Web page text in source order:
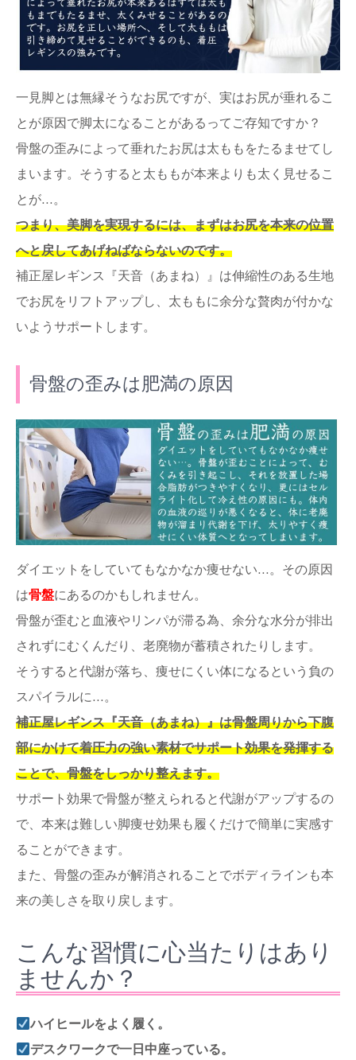
一見脚とは無縁そうなお尻ですが、実はお尻が垂れるこ
とが原因で脚太になることがあるってご存知ですか？
骨盤の歪みによって垂れたお尻は太ももをたるませてし
まいます。そうすると太ももが本来よりも太く見せるこ
とが…。
つまり、美脚を実現するには、まずはお尻を本来の位置
へと戻してあげねばならないのです。
補正屋レギンス『天音（あまね）』は伸縮性のある生地
でお尻をリフトアップし、太ももに余分な贅肉が付かな
いようサポートします。
骨盤の歪みは肥満の原因
ダイエットをしていてもなかなか痩せない…。その原因
は骨盤にあるのかもしれません。
骨盤が歪むと血液やリンパが滞る為、余分な水分が排出
されずにむくんだり、老廃物が蓄積されたりします。
そうすると代謝が落ち、痩せにくい体になるという負の
スパイラルに…。
補正屋レギンス『天音（あまね）』は骨盤周りから下腹
部にかけて着圧力の強い素材でサポート効果を発揮する
ことで、骨盤をしっかり整えます。
サポート効果で骨盤が整えられると代謝がアップするの
で、本来は難しい脚痩せ効果も履くだけで簡単に実感す
ることができます。
また、骨盤の歪みが解消されることでボディラインも本
来の美しさを取り戻します。
こんな習慣に心当たりはあり
ませんか？
ハイヒールをよく履く。
デスクワークで一日中座っている。